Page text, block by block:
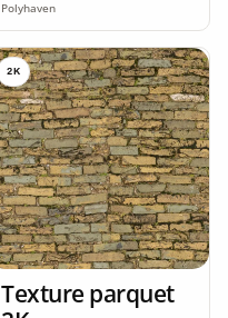
Polyhaven
2K
Texture parquet